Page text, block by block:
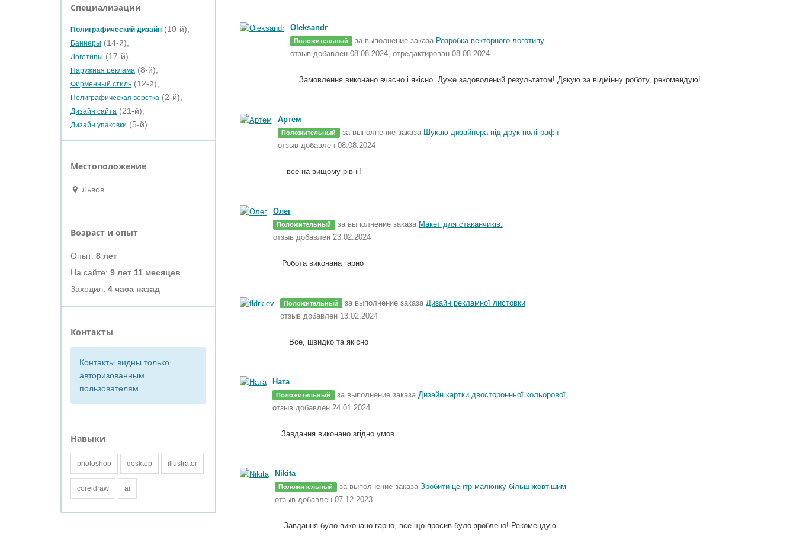
Специализации
Полиграфический дизайн (10-й),
Баннеры (14-й),
Логотипы (17-й),
Наружная реклама (8-й),
Фирменный стиль (12-й),
Полиграфическая верстка (2-й),
Дизайн сайта (21-й),
Дизайн упаковки (5-й)
Местоположение
Львов
Возраст и опыт
Опыт: 8 лет
На сайте: 9 лет 11 месяцев
Заходил: 4 часа назад
Контакты
Контакты видны только
авторизованным
пользователям
Навыки
photoshop desktop illustrator
coreldraw ai
Oleksandr
Положительный за выполнение заказа Розробка векторного логотипу
отзыв добавлен 08.08.2024, отредактирован 08.08.2024
Замовлення виконано вчасно і якісно. Дуже задоволений результатом! Дякую за відмінну роботу, рекомендую!
Артем
Положительный за выполнение заказа Шукаю дизайнера під друк поліграфії
отзыв добавлен 08.08.2024
все на вищому рівні!
Олег
Положительный за выполнение заказа Макет для стаканчиків.
отзыв добавлен 23.02.2024
Робота виконана гарно
Положительный за выполнение заказа Дизайн рекламної листовки
отзыв добавлен 13.02.2024
Все, швидко та якісно
Ната
Положительный за выполнение заказа Дизайн картки двосторонньої кольорової
отзыв добавлен 24.01.2024
Завдання виконано згідно умов.
Nikita
Положительный за выполнение заказа Зробити центр малюнку більш жовтішим
отзыв добавлен 07.12.2023
Завдання було виконано гарно, все що просив було зроблено! Рекомендую